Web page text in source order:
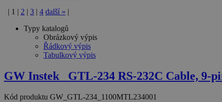
1 2 3 4 další »
Typy katalogů
Obrázkový výpis
Řádkový výpis
Tabulkový výpis
GW Instek_ GTL-234 RS-232C Cable, 9-
Kód produktu GW_GTL-234_1100MTL234001